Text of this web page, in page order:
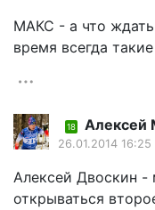
МАКС - а что ждать
время всегда
18 Алексей
26.01.2014 16:25
Алексей Двоскин -
открываться